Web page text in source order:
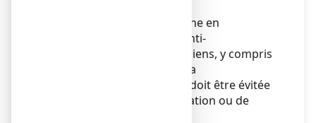
L’administration d’ibuprofène en
association avec d’autres anti-
inflammatoires non stéroïdiens, y compris
les inhibiteurs sélectifs de la
cyclooxygénase – 2 (Cox-2) doit être évitée
en raison du risque d’ulcération ou de